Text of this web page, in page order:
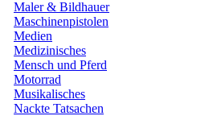
Maler & Bildhauer
Maschinenpistolen
Medien
Medizinisches
Mensch und Pferd
Motorrad
Musikalisches
Nackte Tatsachen